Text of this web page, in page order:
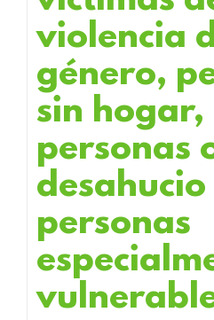
violencia
género,
sin hogar,
personas
personas